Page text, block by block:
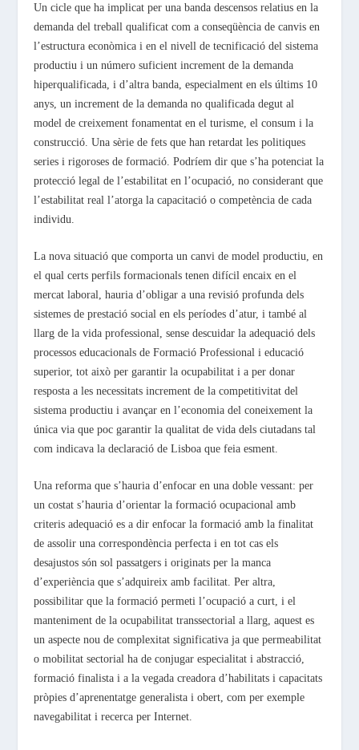
Un cicle que ha implicat per una banda descensos relatius en la
demanda del treball qualificat com a conseqüència de canvis en
l’estructura econòmica i en el nivell de tecnificació del sistema
productiu i un número suficient increment de la demanda
hiperqualificada, i d’altra banda, especialment en els últims 10
anys, un increment de la demanda no qualificada degut al
model de creixement fonamentat en el turisme, el consum i la
construcció. Una sèrie de fets que han retardat les politiques
series i rigoroses de formació. Podríem dir que s’ha potenciat la
protecció legal de l’estabilitat en l’ocupació, no considerant que
l’estabilitat real l’atorga la capacitació o competència de cada
individu.
La nova situació que comporta un canvi de model productiu, en
el qual certs perfils formacionals tenen difícil encaix en el
mercat laboral, hauria d’obligar a una revisió profunda dels
sistemes de prestació social en els períodesd’atur, i també al
llarg de la vida professional, sense descuidar la adequació dels
processos educacionals de Formació Professional i educació
superior, tot això per garantir la ocupabilitat i a per donar
resposta a les necessitats increment de la competitivitat del
sistema productiu i avançar en l’economia del coneixement la
única via que poc garantir la qualitat de vida dels ciutadans tal
com indicava la declaració de Lisboa que feia esment.
Una reforma que s’hauria d’enfocar en una doble vessant: per
un costat s’hauria d’orientar la formació ocupacional amb
criteris adequació es a dir enfocar la formació amb la finalitat
de assolir una correspondència perfecta i en tot cas els
desajustos són sol passatgers i originats per la manca
d’experiència que s’adquireix amb facilitat. Per altra,
possibilitar que la formació permeti l’ocupació a curt, i el
manteniment de la ocupabilitat transsectorial a llarg, aquest es
un aspecte nou de complexitat significativa ja que permeabilitat
o mobilitat sectorial ha de conjugar especialitat i abstracció,
formació finalista i a la vegada creadora d’habilitats i capacitats
pròpies d’aprenentatge generalista i obert, com per exemple
navegabilitat i recerca per Internet.